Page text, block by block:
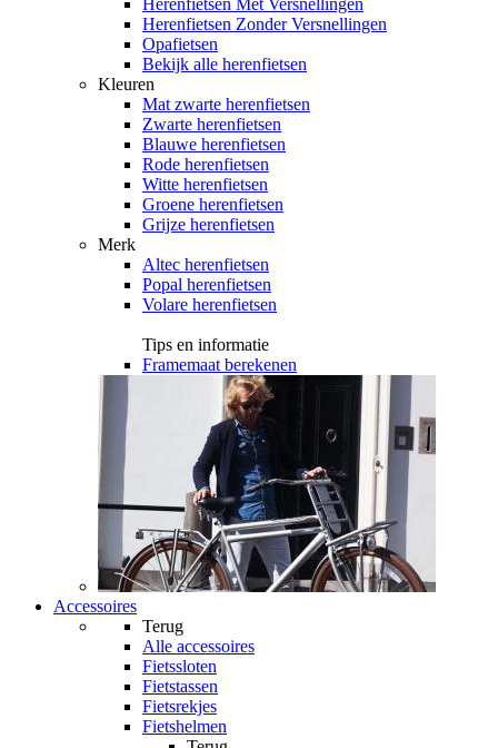
Herenfietsen Met Versnellingen
Herenfietsen Zonder Versnellingen
Opafietsen
Bekijk alle herenfietsen
Kleuren
Mat zwarte herenfietsen
Zwarte herenfietsen
Blauwe herenfietsen
Rode herenfietsen
Witte herenfietsen
Groene herenfietsen
Grijze herenfietsen
Merk
Altec herenfietsen
Popal herenfietsen
Volare herenfietsen
Tips en informatie
Framemaat berekenen
Accessoires
Terug
Alle accessoires
Fietssloten
Fietstassen
Fietsrekjes
Fietshelmen